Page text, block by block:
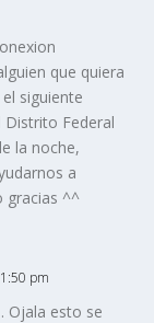
que quiera
siguiente
Distrito Federal
la noche,
a
gracias ^^
pm
Ojala esto se